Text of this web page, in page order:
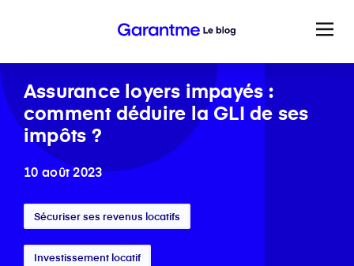
Assurance loyers impayés :
comment déduire la GLI de ses
impôts ?
10 août 2023
Sécuriser ses revenus locatifs
Investissement locatif